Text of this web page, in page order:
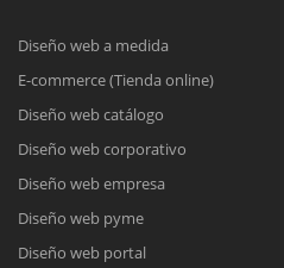
Diseño web a medida
E-commerce (Tienda online)
Diseño web catálogo
Diseño web corporativo
Diseño web empresa
Diseño web pyme
Diseño web portal